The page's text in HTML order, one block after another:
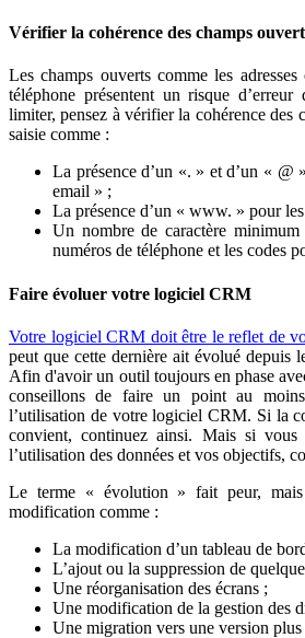
Vérifier la cohérence des champs
Les champs ouverts comme les
téléphone présentent un risque
limiter, pensez à vérifier la cohérence des
saisie comme :
La présence d’un «. » et d’un « @
email » ;
La présence d’un « www. » pour
Un nombre de caractère
numéros de téléphone et les codes
Faire évoluer votre logiciel CRM
Votre logiciel CRM doit être le reflet de
peut que cette dernière ait évolué depuis
Afin d'avoir un outil toujours en phase
conseillons de faire un point au
l’utilisation de votre logiciel CRM. Si la
convient, continuez ainsi. Mais si vous
l’utilisation des données et vos objectifs,
Le terme « évolution » fait peur,
modification comme :
La modification d’un tableau de
L’ajout ou la suppression de
Une réorganisation des écrans ;
Une modification de la gestion des
Une migration vers une version plus